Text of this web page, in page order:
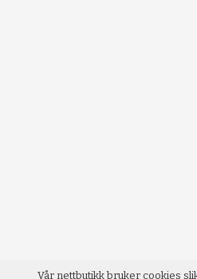
Vår nettbutikk bruker cookies